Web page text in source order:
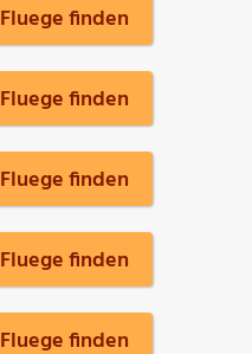
Fluege finden
Fluege finden
Fluege finden
Fluege finden
Fluege finden